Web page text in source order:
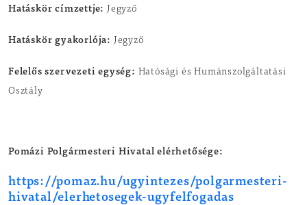
Hatáskör címzettje: Jegyző
Hatáskör gyakorlója: Jegyző
Felelős szervezeti egység: Hatósági és Humánszolgáltatási
Osztály
Pomázi Polgármesteri Hivatal elérhetősége:
https://pomaz.hu/ugyintezes/polgarmesteri-
hivatal/elerhetosegek-ugyfelfogadas